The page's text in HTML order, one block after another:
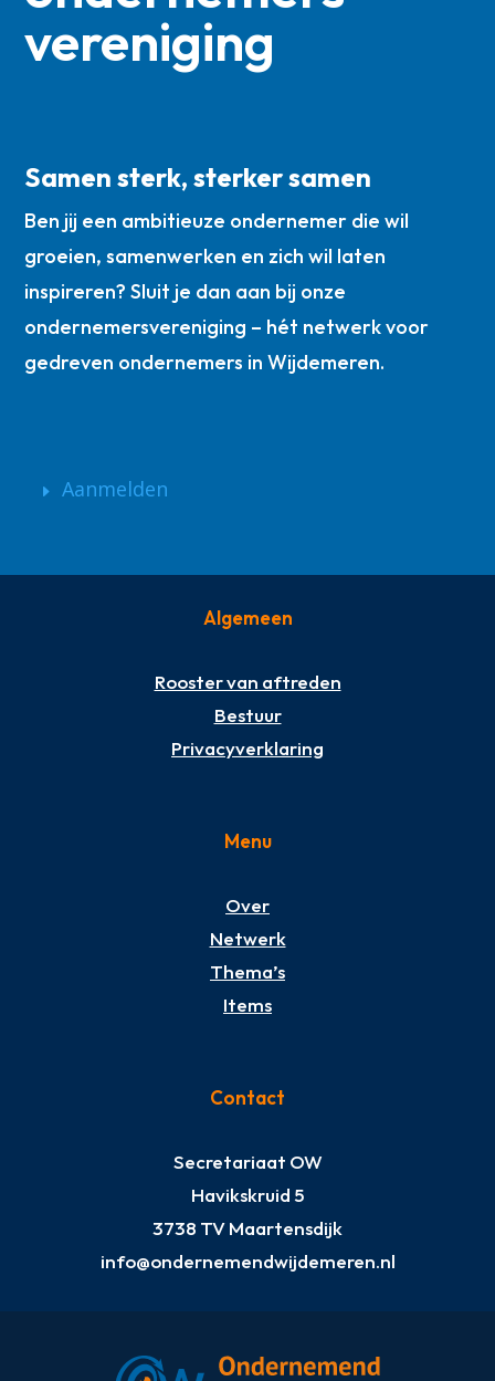
vereniging
Samen sterk, sterker samen
Ben jij een ambitieuze ondernemer die wil
groeien, samenwerken en zich wil laten
inspireren? Sluit je dan aan bij onze
ondernemersvereniging – hét netwerk voor
gedreven ondernemers in Wijdemeren.
Aanmelden
Algemeen
Rooster van aftreden
Bestuur
Privacyverklaring
Menu
Over
Netwerk
Thema’s
Items
Contact
Secretariaat OW
Havikskruid 5
3738 TV Maartensdijk
info@ondernemendwijdemeren.nl